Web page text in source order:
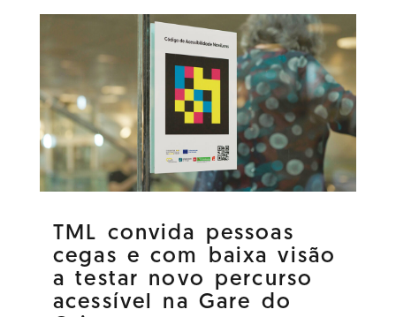
TML convida pessoas
cegas e com baixa visão
a testar novo percurso
acessível na Gare do